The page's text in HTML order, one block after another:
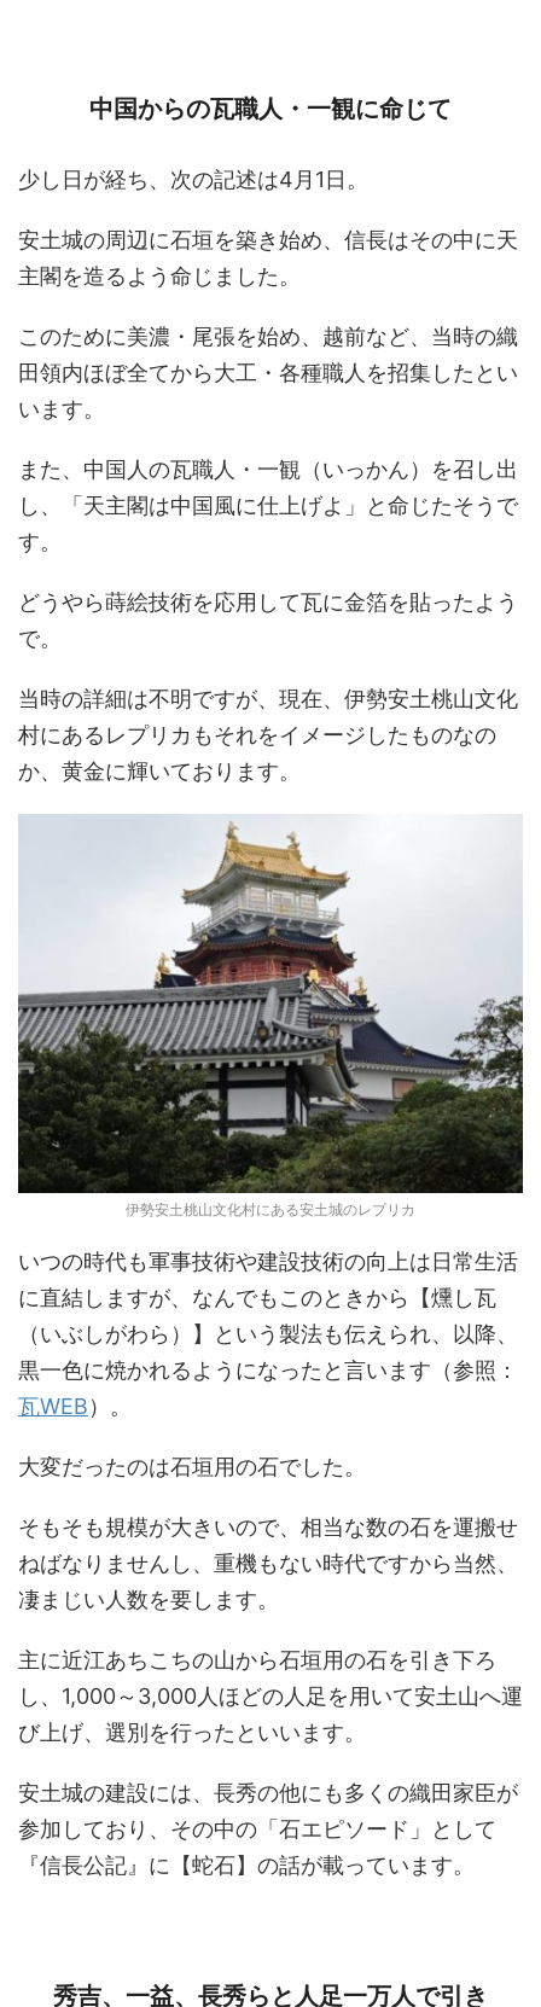
中国からの瓦職人・一観に命じて
少し日が経ち、次の記述は4月1日。
安土城の周辺に石垣を築き始め、信長はその中に天
主閣を造るよう命じました。
このために美濃・尾張を始め、越前など、当時の織
田領内ほぼ全てから大工・各種職人を招集したとい
います。
また、中国人の瓦職人・一観（いっかん）を召し出
し、「天主閣は中国風に仕上げよ」と命じたそうで
す。
どうやら蒔絵技術を応用して瓦に金箔を貼ったよう
で。
当時の詳細は不明ですが、現在、伊勢安土桃山文化
村にあるレプリカもそれをイメージしたものなの
か、黄金に輝いております。
伊勢安土桃山文化村にある安土城のレプリカ
いつの時代も軍事技術や建設技術の向上は日常生活
に直結しますが、なんでもこのときから【燻し瓦
（いぶしがわら）】という製法も伝えられ、以降、
黒一色に焼かれるようになったと言います（参照：
瓦WEB）。
大変だったのは石垣用の石でした。
そもそも規模が大きいので、相当な数の石を運搬せ
ねばなりませんし、重機もない時代ですから当然、
凄まじい人数を要します。
主に近江あちこちの山から石垣用の石を引き下ろ
し、1,000～3,000人ほどの人足を用いて安土山へ運
び上げ、選別を行ったといいます。
安土城の建設には、長秀の他にも多くの織田家臣が
参加しており、その中の「石エピソード」として
『信長公記』に【蛇石】の話が載っています。
秀吉、一益、長秀らと人足一万人で引き